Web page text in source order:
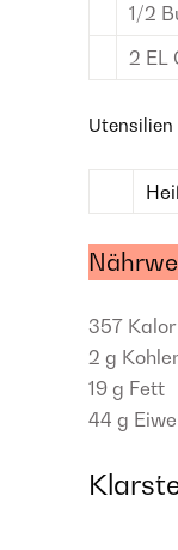
1/2
2 EL
Utensilien
357
2 g
19 g Fett
44 g